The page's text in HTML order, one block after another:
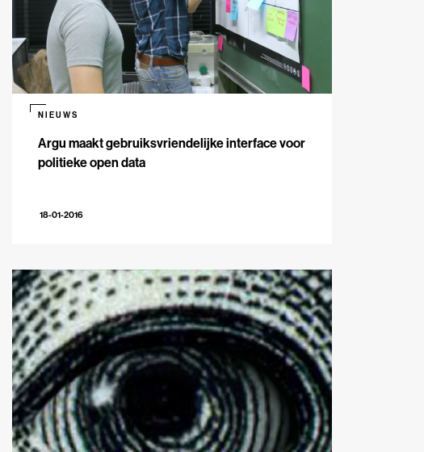
Argu maakt gebruiksvriendelijke interface voor
politieke open data
NIEUWS
18-01-2016